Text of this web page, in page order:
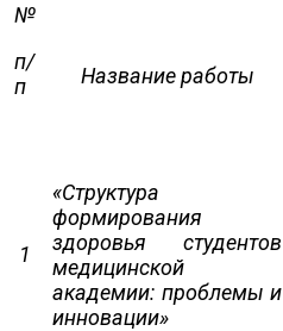
№
п/
п
Название работы
1
«Структура
формирования
здоровья студентов
медицинской
академии: проблемы и
инновации»